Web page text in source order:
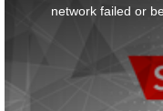
network failed or